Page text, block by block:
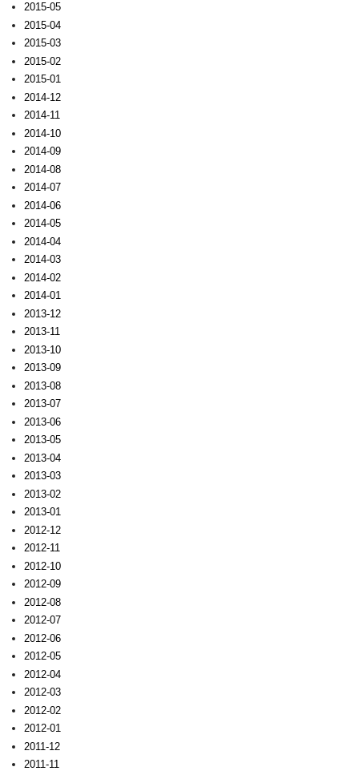
2015-05
2015-04
2015-03
2015-02
2015-01
2014-12
2014-11
2014-10
2014-09
2014-08
2014-07
2014-06
2014-05
2014-04
2014-03
2014-02
2014-01
2013-12
2013-11
2013-10
2013-09
2013-08
2013-07
2013-06
2013-05
2013-04
2013-03
2013-02
2013-01
2012-12
2012-11
2012-10
2012-09
2012-08
2012-07
2012-06
2012-05
2012-04
2012-03
2012-02
2012-01
2011-12
2011-11